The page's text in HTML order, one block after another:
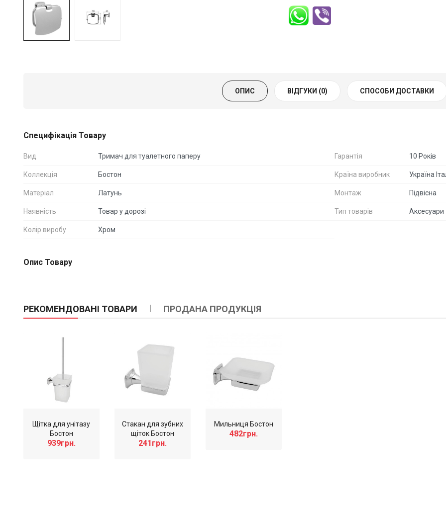
ОПИС ВІДГУКИ (0) СПОСОБИ ДОСТАВКИ
Специфікація Товару
Вид Тримач для туалетного паперу Гарантія 10 Років
Коллекція Бостон Країна виробник Україна
Матеріал Латунь Монтаж Підвісна
Наявність Товар у дорозі Тип товарів Аксесуари
Колір виробу Хром
Опис Товару
РЕКОМЕНДОВАНІ ТОВАРИ ПРОДАНА ПРОДУКЦІЯ
Щітка для унітазу
Бостон
939грн.
Стакан для зубних
щіток Бостон
241грн.
Мильниця Бостон
482грн.